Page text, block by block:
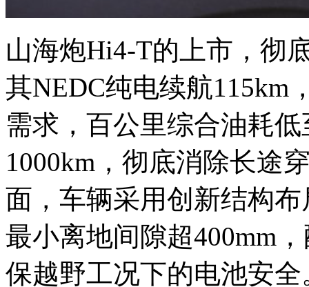
山海炮Hi4-T的上市，彻
其NEDC纯电续航115km
需求，百公里综合油耗
1000km，彻底消除长途
面，车辆采用创新结构
最小离地间隙超400mm
保越野工况下的电池安